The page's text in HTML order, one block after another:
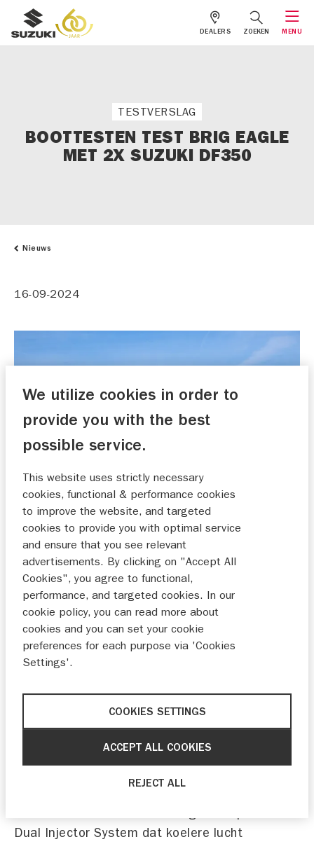
DEALERS ZOEKEN MENU
TESTVERSLAG
BOOTTESTEN TEST BRIG EAGLE
MET 2X SUZUKI DF350
Nieuws
16-09-2024
"Aan de spiegel van de Brig Eagle 10 hangen
twee moderne Suzuki 350 pk motoren met
keyless start en een aantal andere bijzondere
kenmerken. De Suzuki DF350 is met 4,4 liter
cilinderinhoud de grootste V6 op de markt. De
besturing is geïntegreerd, dus binnen de kap
wire Suzuki Precision control systeem mogelijk.
Misschien nog wel indrukwekkender is de
voor een buitenboordmotor in serieproductie.
Dual Injector System dat koelere lucht
We utilize cookies in order to
provide you with the best
possible service.
This website uses strictly necessary
cookies, functional & performance cookies
to improve the website, and targeted
cookies to provide you with optimal service
and ensure that you see relevant
advertisements. By clicking on "Accept All
Cookies", you agree to functional,
performance, and targeted cookies. In our
cookie policy, you can read more about
cookies and you can set your cookie
preferences for each purpose via 'Cookies
Settings'.
COOKIES SETTINGS
REJECT ALL
ACCEPT ALL COOKIES